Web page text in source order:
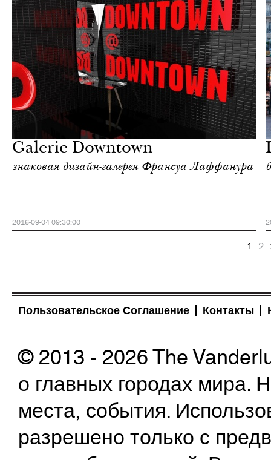
Galerie Downtown
знаковая дизайн-галерея Франсуа Лаффанура
2016-09-04 09:30:00
1 2
Пользовательское Соглашение Контакты
© 2013 - 2026 The
о главных городах
места, события.
разрешено только с